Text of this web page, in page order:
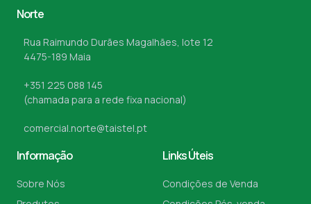
Norte
Rua Raimundo Durães Magalhães, lote 12
4475-189 Maia
+351 225 088 145
(chamada para a rede fixa nacional)
comercial.norte@taistel.pt
Informação
Sobre Nós
Links Úteis
Condições de Venda